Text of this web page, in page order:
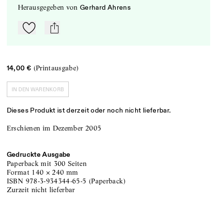
herausgegeben von Gerhard Ahrens
Zu Mein-TdZ hinzufügen
mail
14,00 € (Printausgabe)
IN DEN WARENKORB
Dieses Produkt ist derzeit oder noch nicht lieferbar.
Erschienen im Dezember 2005
Gedruckte Ausgabe
Paperback mit 300 Seiten
Format 140 ×240 mm
ISBN 978-3-934344-65-5 (Paperback)
zurzeit nicht lieferbar